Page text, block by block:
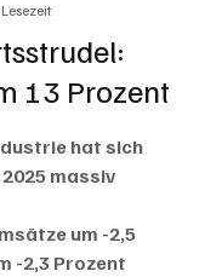
13 Prozent
hat sich
massiv
um -2,5
-2,3 Prozent